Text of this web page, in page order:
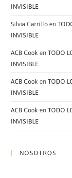
INVISIBLE
Silvia Carrillo en
INVISIBLE
ACB Cook enTODO
INVISIBLE
ACB Cook enTODO
INVISIBLE
ACB Cook enTODO
INVISIBLE
NOSOTROS